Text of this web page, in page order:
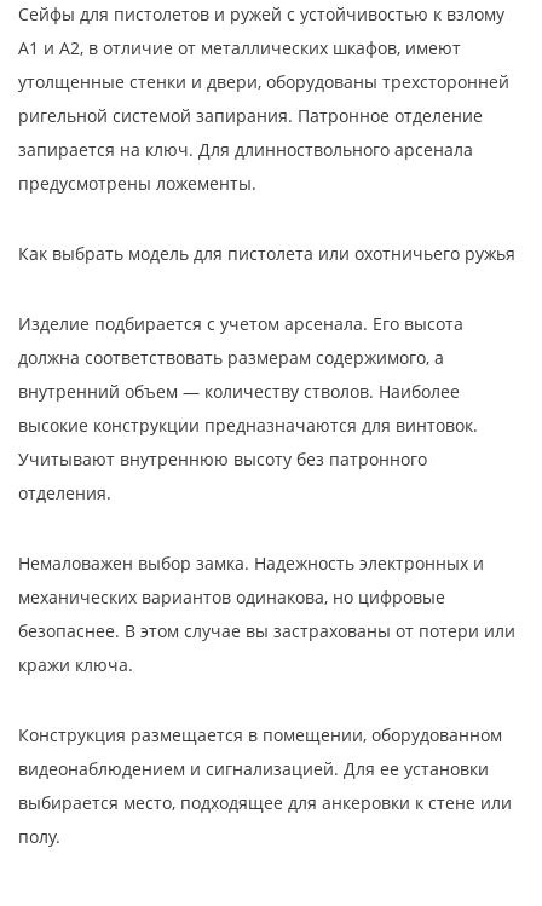
Сейфы для пистолетов и ружей с устойчивостью к взлому
А1 и А2, в отличие от металлических шкафов, имеют
утолщенные стенки и двери, оборудованы трехсторонней
ригельной системой запирания. Патронное отделение
запирается на ключ. Для длинноствольного арсенала
предусмотрены ложементы.
Как выбрать модель для пистолета или охотничьего ружья
Изделие подбирается с учетом арсенала. Его высота
должна соответствовать размерам содержимого, а
внутренний объем — количеству стволов. Наиболее
высокие конструкции предназначаются для винтовок.
Учитывают внутреннюю высоту без патронного
отделения.
Немаловажен выбор замка. Надежность электронных и
механических вариантов одинакова, но цифровые
безопаснее. В этом случае вы застрахованы от потери или
кражи ключа.
Конструкция размещается в помещении, оборудованном
видеонаблюдением и сигнализацией. Для ее установки
выбирается место, подходящее для анкеровки к стене или
полу.